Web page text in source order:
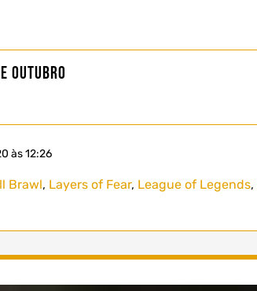
Outubro
às 12:26
Brawl, Layers of Fear, League of Legends,